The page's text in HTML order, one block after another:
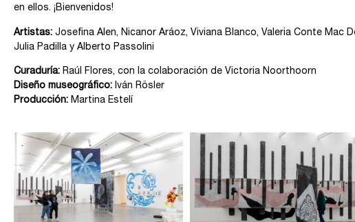
en ellos. ¡Bienvenidos!
Artistas: Josefina Alen, Nicanor Aráoz, Viviana Blanco, Valeria Conte Mac
Julia Padilla y Alberto Passolini
Curaduría: Raúl Flores, con la colaboración de Victoria Noorthoorn
Diseño museográfico: Iván Rösler
Producción: Martina Estelí